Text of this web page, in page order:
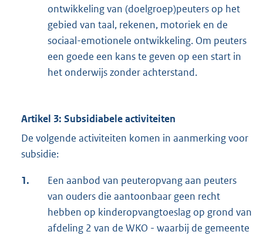
ontwikkeling van (doelgroep)peuters op het
gebied van taal, rekenen, motoriek en de
sociaal-emotionele ontwikkeling. Om peuters
een goede een kans te geven op een start in
het onderwijs zonder achterstand.
Artikel 3: Subsidiabele activiteiten
De volgende activiteiten komen in aanmerking voor
subsidie:
1.
Een aanbod van peuteropvang aan peuters
van ouders die aantoonbaar geen recht
hebben op kinderopvangtoeslag op grond van
afdeling 2 van de WKO - waarbij de gemeente